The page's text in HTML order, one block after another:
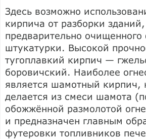
Здесь возможно
кирпича от разборки зданий,
предварительно очищенного
штукатурки. Высокой
тугоплавкий кирпич —
боровичский. Наиболее
является шамотный кирпич,
делается из смеси шамота
обожжённой размолотой
и предназначен главным
футеровки топливников